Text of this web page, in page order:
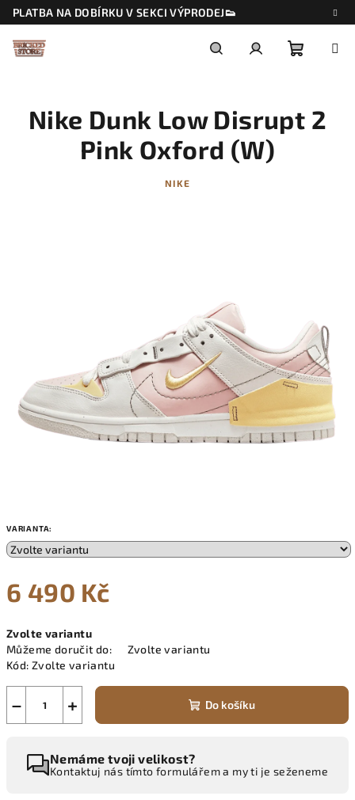
Přejít
na
obsah
PLATBA NA DOBÍRKU V SEKCI VÝPRODEJ👟
košík
VARIANTA:
6 490 Kč
cena:
Zvolte variantu
Můžeme doručit do:
Zvolte variantu
Kód: Zvolte variantu
+
− Do košíku
Nemáme tvoji velikost?
Kontaktuj nás tímto formulářem a my ti je seženeme
Nike Dunk Low Disrupt 2
Pink Oxford (W)
NIKE